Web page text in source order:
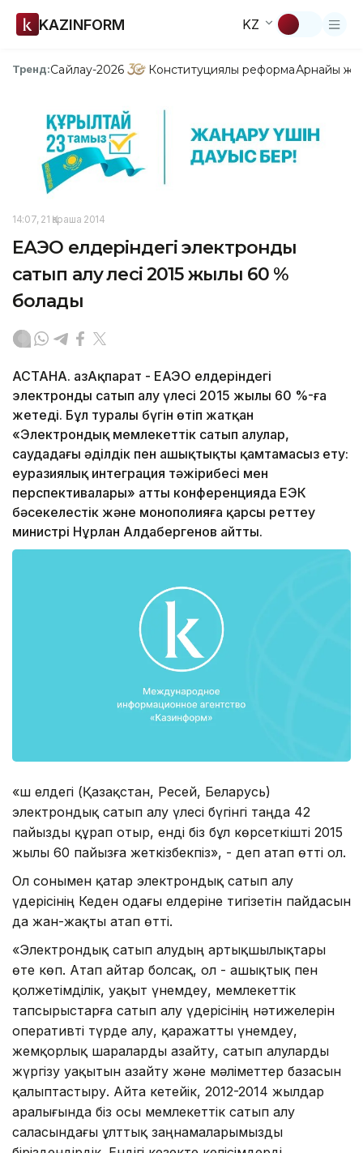
KAZINFORM KZ
Тренд:Сайлау-2026 Конституциялық реформаАрнайы
14:07, 21 Қараша 2014
ЕАЭО елдеріндегі электронды
сатып алу үлесі 2015 жылы 60 %
болады
АСТАНА. ҚазАқпарат - ЕАЭО елдеріндегі
электронды сатып алу үлесі 2015 жылы 60 %-ға
жетеді. Бұл туралы бүгін өтіп жатқан
«Электрондық мемлекеттік сатып алулар,
саудадағы әділдік пен ашықтықты қамтамасыз ету:
еуразиялық интеграция тәжірибесі мен
перспективалары» атты конференцияда ЕЭК
бәсекелестік және монополияға қарсы реттеу
министрі Нұрлан Алдабергенов айтты.
«Үш елдегі (Қазақстан, Ресей, Беларусь)
электрондық сатып алу үлесі бүгінгі таңда 42
пайызды құрап отыр, енді біз бұл көрсеткішті 2015
жылы 60 пайызға жеткізбекпіз», - деп атап өтті ол.
Ол сонымен қатар электрондық сатып алу
үдерісінің Кеден одағы елдеріне тигізетін пайдасын
да жан-жақты атап өтті.
«Электрондық сатып алудың артықшылықтары
өте көп. Атап айтар болсақ, ол - ашықтық пен
қолжетімділік, уақыт үнемдеу, мемлекеттік
тапсырыстарға сатып алу үдерісінің нәтижелерін
оперативті түрде алу, қаражатты үнемдеу,
жемқорлық шараларды азайту, сатып алуларды
жүргізу уақытын азайту және мәліметтер базасын
қалыптастыру. Айта кетейік, 2012-2014 жылдар
аралығында біз осы мемлекеттік сатып алу
саласындағы ұлттық заңнамаларымызды